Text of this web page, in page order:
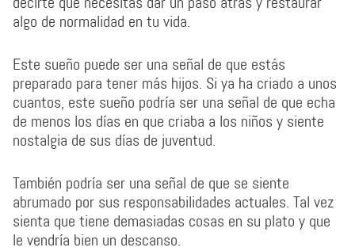
algo de normalidad en tu vida.
Este sueño puede ser una señal de que estás
preparado para tener más hijos. Si ya ha criado a unos
cuantos, este sueño podría ser una señal de que echa
de menos los días en que criaba a los niños y siente
nostalgia de sus días de juventud.
También podría ser una señal de que se siente
abrumado por sus responsabilidades actuales. Tal vez
sienta que tiene demasiadas cosas en su plato y que
le vendría bien un descanso.